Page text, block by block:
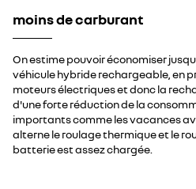
moins de carburant
On estime pouvoir économiser
véhicule hybride rechargeable, en
moteurs électriques et donc la
d'une forte réduction de la
importants comme les vacances
alterne le roulage thermique et le
batterie est assez chargée.